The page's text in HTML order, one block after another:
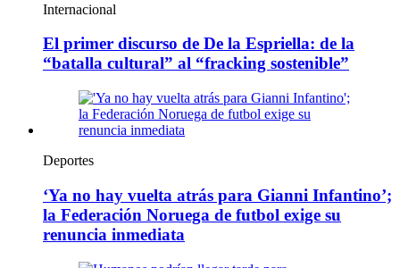
Internacional
El primer discurso de De la Espriella: de la
“batalla cultural” al “fracking sostenible”
Deportes
‘Ya no hay vuelta atrás para Gianni Infantino’;
la Federación Noruega de futbol exige su
renuncia inmediata